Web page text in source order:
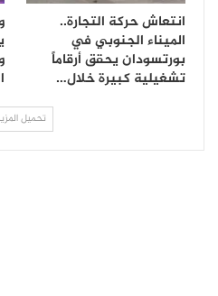
انتعاش حركة التجارة..
الميناء الجنوبي في
بورتسودان يحقق أرقاماً
تشغيلية كبيرة خلال…
تحميل